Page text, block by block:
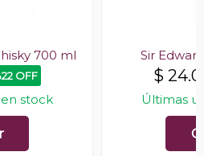
700 ml
OFF
stock
Sir
$
Últimas